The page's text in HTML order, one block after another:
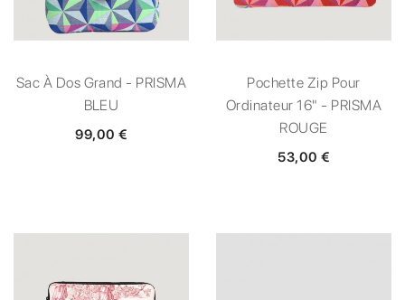
Sac À Dos Grand - PRISMA
BLEU
99,00 €
Pochette Zip Pour
Ordinateur 16" - PRISMA
ROUGE
53,00 €